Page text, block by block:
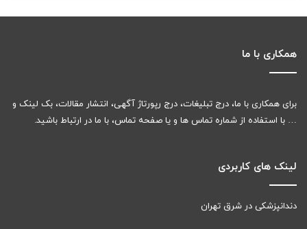
همکاری با ما
برای همکاری با ما، درج تبلیغات، درج رپورتاژ آگهی، انتشار مقالات، بک لینک و
… با استفاده از شماره تماس ها و یا صفحه تماس، با ما در ارتباط باشید.
لینک های کاربردی
دندانپزشکی در شرق تهران